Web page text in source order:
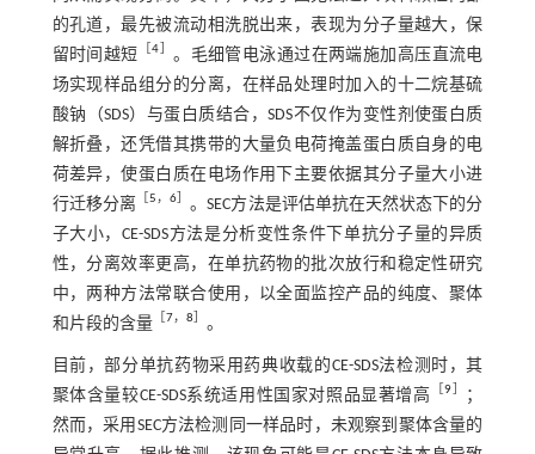
的孔道，最先被流动相洗脱出来，表现为分子量越大，保
留时间越短
［4］ 。毛细管电泳通过在两端施加高压直流电
场实现样品组分的分离，在样品处理时加入的十二烷基硫
酸钠（SDS）与蛋白质结合，SDS不仅作为变性剂使蛋白质
解折叠，还凭借其携带的大量负电荷掩盖蛋白质自身的电
荷差异，使蛋白质在电场作用下主要依据其分子量大小进
行迁移分离［5，6］ 。SEC方法是评估单抗在天然状态下的分
子大小，CE-SDS方法是分析变性条件下单抗分子量的异质
性，分离效率更高，在单抗药物的批次放行和稳定性研究
中，两种方法常联合使用，以全面监控产品的纯度、聚体
和片段的含量［7， 8］ 。
目前，部分单抗药物采用药典收载的CE-SDS法检测时，其
聚体含量较CE-SDS系统适用性国家对照品显著增高
［9］
；
然而，采用SEC方法检测同一样品时，未观察到聚体含量的